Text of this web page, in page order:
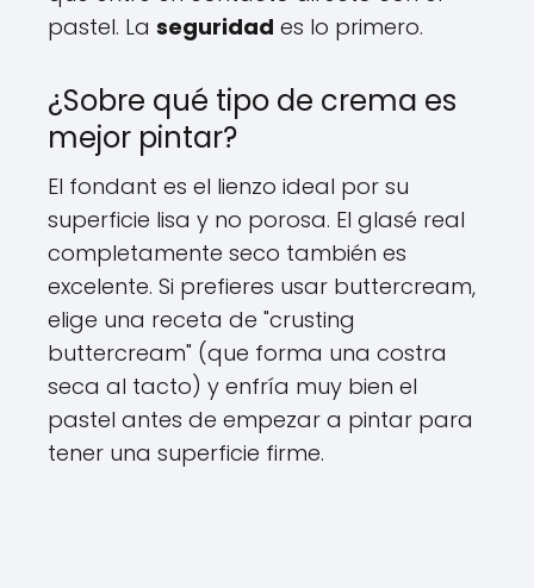
pastel. La seguridad es lo primero.
¿Sobre qué tipo de crema es
mejor pintar?
El fondant es el lienzo ideal por su
superficie lisa y no porosa. El glasé real
completamente seco también es
excelente. Si prefieres usar buttercream,
elige una receta de "crusting
buttercream" (que forma una costra
seca al tacto) y enfría muy bien el
pastel antes de empezar a pintar para
tener una superficie firme.